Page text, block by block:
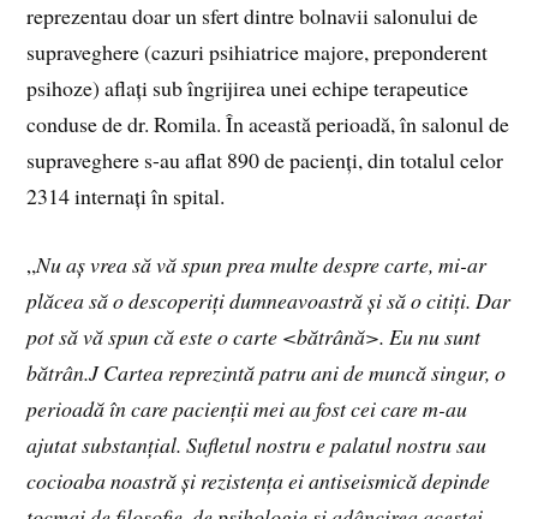
reprezentau doar un sfert dintre bolnavii salonului de
supraveghere (cazuri psihiatrice majore, preponderent
psihoze) aflați sub îngrijirea unei echipe terapeutice
conduse de dr. Romila. În această perioadă, în salonul de
supraveghere s-au aflat 890 de pacienți, din totalul celor
2314 internați în spital.
„Nu aș vrea să vă spun prea multe despre carte, mi-ar
plăcea să o descoperiți dumneavoastră și să o citiți. Dar
pot să vă spun că este o carte <bătrână>. Eu nu sunt
bătrân.JCartea reprezintă patru ani de muncă singur, o
perioadă în care pacienții mei au fost cei care m-au
ajutat substanțial. Sufletul nostru e palatul nostru sau
cocioaba noastră și rezistența ei antiseismică depinde